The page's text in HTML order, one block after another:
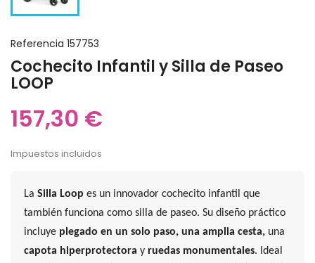
Referencia 157753
Cochecito Infantil y Silla de Paseo
LOOP
157,30 €
Impuestos incluidos
LaSilla Loop es un innovador cochecito infantil que
también funciona como silla de paseo. Su diseño práctico
incluye plegado en un solo paso, una amplia cesta, una
capota hiperprotectora yruedas monumentales. Ideal